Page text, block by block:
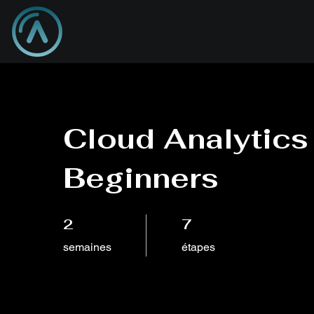
Cloud
Beginners
2
semaines
2 semaines 7
étapes
7 étapes